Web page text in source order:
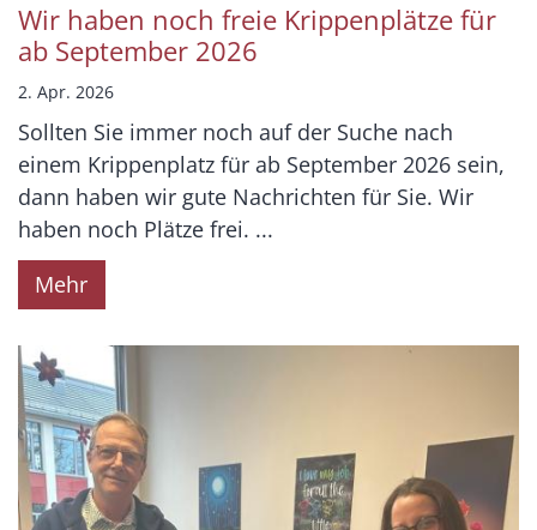
Wir haben noch freie Krippenplätze für
ab September 2026
2. Apr. 2026
Sollten Sie immer noch auf der Suche nach
einem Krippenplatz für ab September 2026 sein,
dann haben wir gute Nachrichten für Sie. Wir
haben noch Plätze frei. ...
Mehr